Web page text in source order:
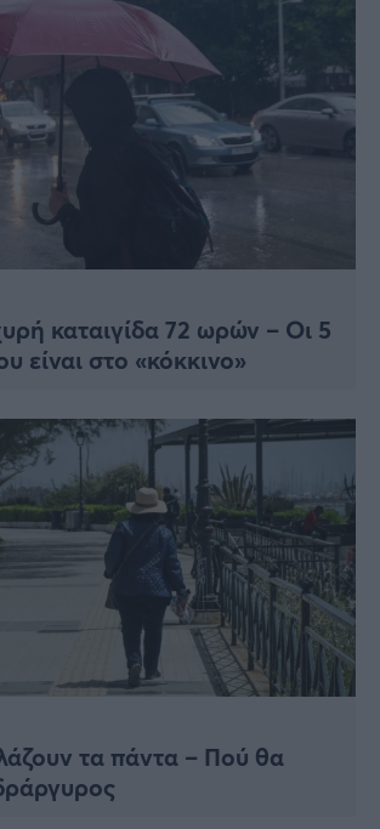
καταιγίδα 72 ωρών – Οι 5
είναι στο «κόκκινο»
τα πάντα – Πού θα